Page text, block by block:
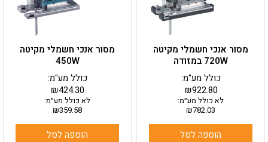
מסור אנכי חשמלי מקיטה
720W במזודה
₪922.80
כולל מע"מ:
לא כולל מע״מ:
₪782.03
הוספה לסל
מסור אנכי חשמלי מקיטה
450W
₪424.30
כולל מע"מ:
לא כולל מע״מ:
₪359.58
הוספה לסל